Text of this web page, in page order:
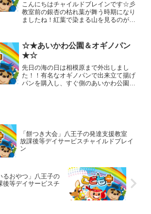
こんにちはチャイルドブレインです☆彡
教室前の銀杏の枯れ葉が舞う時期になり
ましたね！紅葉で染まる山を見るのが楽
いつも通り宿題をしたり教室のプリント
をし終えると…...
☆★あいかわ公園＆オギノパン
★☆
先日の海の日は相模原まで外出しまし
た！！有名なオギノパンで出来立て揚げ
パンを購入し、すぐ側のあいかわ公園
「餅つき大会」八王子の発達支援教室
放課後等デイサービスチャイルドブレイ
ン
るおやつ」八王子の
等デイサービスチ